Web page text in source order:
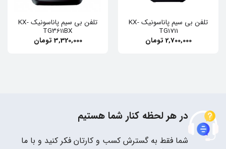
تلفن بی‌ سیم پاناسونیک KX-
TG1711
2,700,000 تومان
تلفن بی سیم پاناسونیک KX-
TG3611BX
3,320,000 تومان
در هر لحظه کنار شما هستیم
شما فقط به گسترش کسب و کارتان فکر کنید و با ما